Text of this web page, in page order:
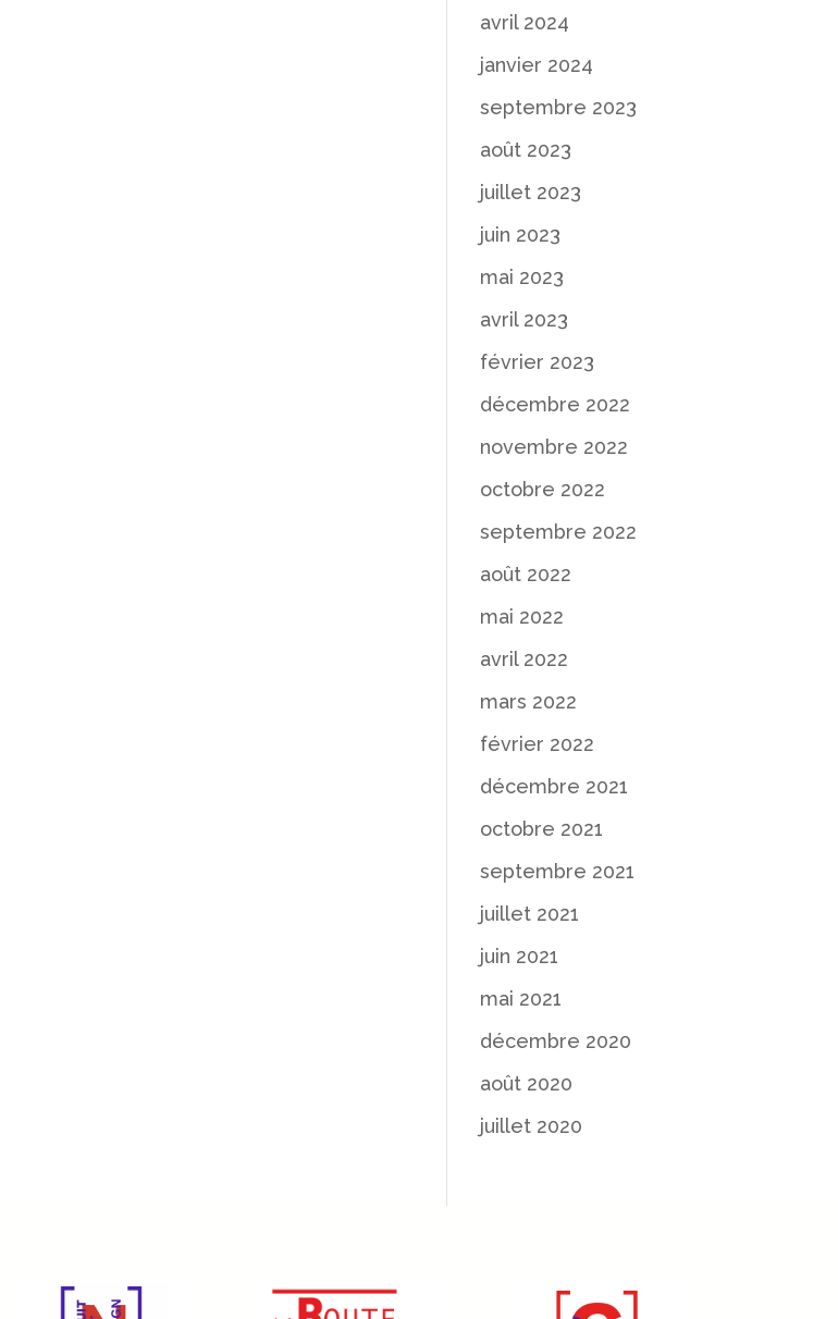
avril 2024
janvier 2024
septembre 2023
août 2023
juillet 2023
juin 2023
mai 2023
avril 2023
février 2023
décembre 2022
novembre 2022
octobre 2022
septembre 2022
août 2022
mai 2022
avril 2022
mars 2022
février 2022
décembre 2021
octobre 2021
septembre 2021
juillet 2021
juin 2021
mai 2021
décembre 2020
août 2020
juillet 2020